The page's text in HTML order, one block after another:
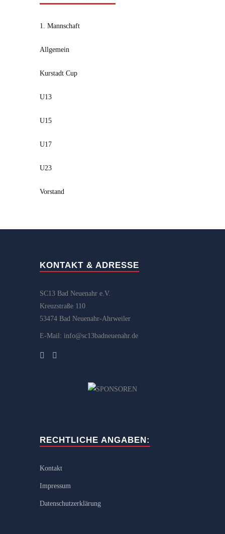
1. Mannschaft
Allgemein
Kurstadt Cup
U13
U15
U17
U23
Vorstand
KONTAKT & ADRESSE
SC13 Bad Neuenahr e.V.
Kreuzstraße 110
53474 Bad Neuenahr-Ahrweiler
E-Mail: info@sc13badneuenahr.de
RECHTLICHE ANGABEN:
Kontakt
Impressum
Datenschutzerklärung